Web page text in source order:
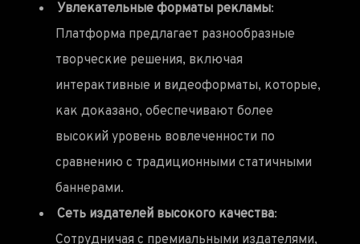
Увлекательные форматы рекламы:
Платформа предлагает разнообразные
творческие решения, включая
интерактивные и видеоформаты, которые,
как доказано, обеспечивают более
высокий уровень вовлеченности по
сравнению с традиционными статичными
баннерами.
Сеть издателей высокого качества:
Сотрудничая с премиальными издателями,